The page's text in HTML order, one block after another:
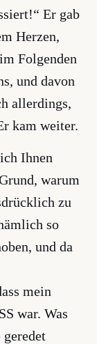
Er gab
Herzen,
Folgenden
und davon
allerdings,
kam weiter.
Ihnen
warum
zu
so
und da
mein
war. Was